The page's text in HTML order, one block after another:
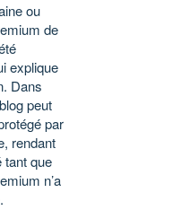
ou
de
explique
Dans
peut
par
rendant
tant que
n’a